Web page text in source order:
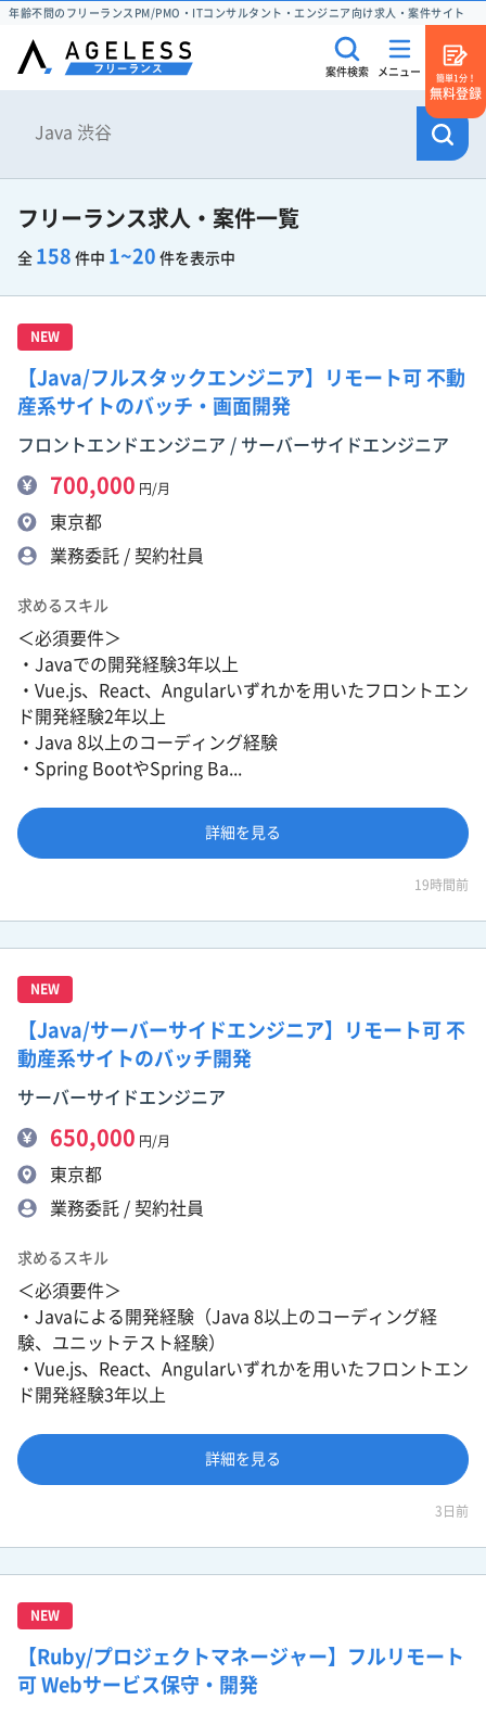
年齢不問のフリーランスPM/PMO・ITコンサルタント・エンジニア向け求人・案件サイト
案件検索 メニュー
簡単1分！
無料登録
フリーランス求人・案件一覧
全 158 件中 1~20 件を表示中
NEW
【Java/フルスタックエンジニア】リモート可 不動
産系サイトのバッチ・画面開発
フロントエンドエンジニア / サーバーサイドエンジニア
700,000 円/月
東京都
業務委託 / 契約社員
求めるスキル
＜必須要件＞
・Javaでの開発経験3年以上
・Vue.js、React、Angularいずれかを用いたフロントエン
ド開発経験2年以上
・Java 8以上のコーディング経験
・Spring BootやSpring Ba...
詳細を見る
19時間前
NEW
【Java/サーバーサイドエンジニア】リモート可 不
動産系サイトのバッチ開発
サーバーサイドエンジニア
650,000 円/月
東京都
業務委託 / 契約社員
求めるスキル
＜必須要件＞
・Javaによる開発経験（Java 8以上のコーディング経
験、ユニットテスト経験）
・Vue.js、React、Angularいずれかを用いたフロントエン
ド開発経験3年以上
詳細を見る
3日前
NEW
【Ruby/プロジェクトマネージャー】フルリモート
可 Webサービス保守・開発